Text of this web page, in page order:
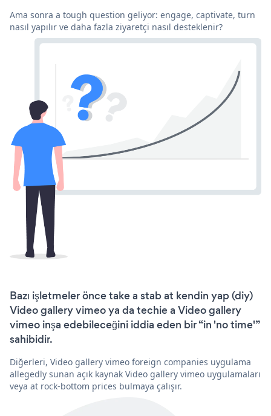
Ama sonra a tough question geliyor: engage, captivate, turn
nasıl yapılır ve daha fazla ziyaretçi nasıl desteklenir?
Bazı işletmeler önce take a stab at kendin yap (diy)
Video gallery vimeo ya da techie a Video gallery
vimeo inşa edebileceğini iddia eden bir “in 'no time'”
sahibidir.
Diğerleri, Video gallery vimeo foreign companies uygulama
allegedly sunan açık kaynak Video gallery vimeo uygulamaları
veya at rock-bottom prices bulmaya çalışır.